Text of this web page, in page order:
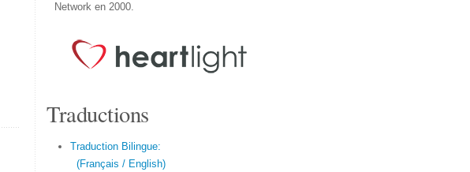
Network en 2000.
Traductions
Traduction Bilingue:
(Français / English)